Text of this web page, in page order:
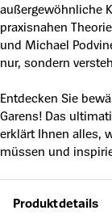
außergewöhnliche
praxisnahen
und Michael
nur, sondern
Entdecken Sie
Garens! Das
erklärt Ihnen alles,
müssen und
Produktdetails